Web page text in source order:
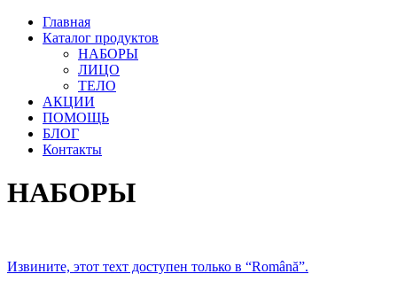
Главная
Каталог продуктов
НАБОРЫ
ЛИЦО
ТЕЛО
АКЦИИ
ПОМОЩЬ
БЛОГ
Контакты
НАБОРЫ
Извините, этот техт доступен только в “Română”.